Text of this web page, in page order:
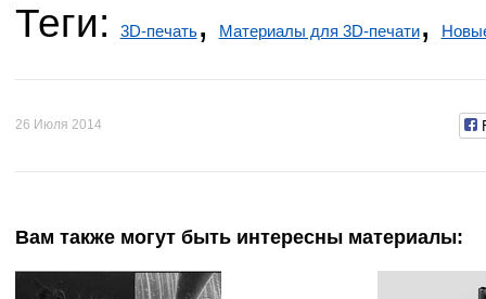
Теги: 3D-печать, Материалы для 3D-печати,
26 Июля 2014
Вам также могут быть интересны материалы: